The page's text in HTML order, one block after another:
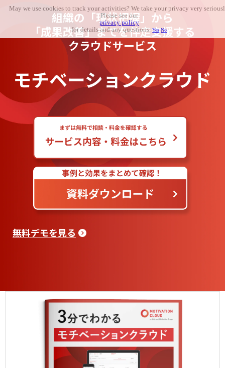
組織の「現状把握」から
「成果改善」までを伴走支援する
クラウドサービス
モチベーションクラウド
無料デモを見る
May we use cookies to track your activities? We take your privacy very
Please see our
privacy policy
for details and any questions.Yes No